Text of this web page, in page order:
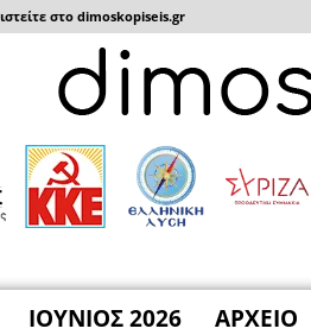
στο dimoskopiseis.gr
ΙΟΥΝΙΟΣ 2026 ΑΡΧΕΙΟ